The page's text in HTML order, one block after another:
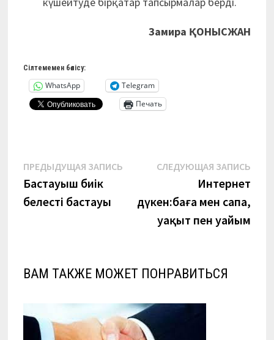
Замира ҚОНЫСЖАН
Сілтемемен бөлісу:
WhatsApp
Telegram
Печать
Навигация
по
ПРЕДЫДУЩАЯ ЗАПИСЬПредыдущая
Бастауыш биік
белестің бастауы
СЛЕДУЮЩАЯ ЗАПИСЬ
Интернет
дүкен:баға мен сапа,
уақыт пен уайым
ВАМ ТАКЖЕ МОЖЕТ ПОНРАВИТЬСЯ